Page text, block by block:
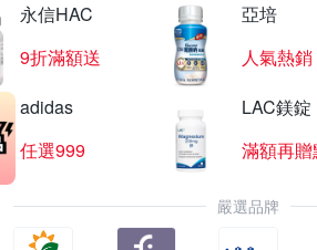
永信HAC
9折滿額送
亞培
人氣熱銷
adidas
任選999
LAC鎂錠
滿額再贈
嚴選品牌